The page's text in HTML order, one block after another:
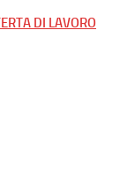
DI LAVORO